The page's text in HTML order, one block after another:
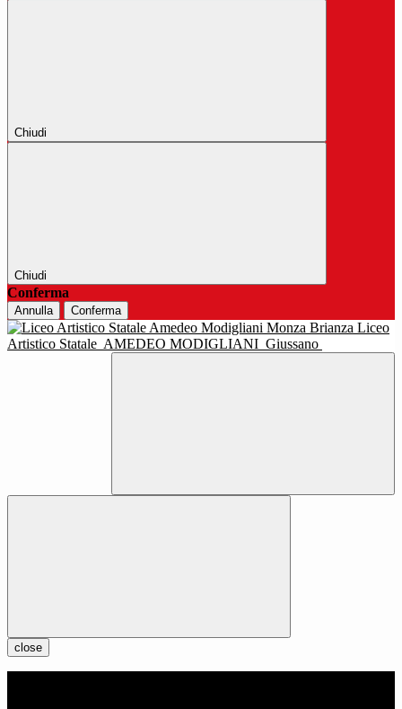
Chiudi
Chiudi
Conferma
Annulla Conferma
Liceo
Artistico Statale AMEDEO MODIGLIANI Giussano
close